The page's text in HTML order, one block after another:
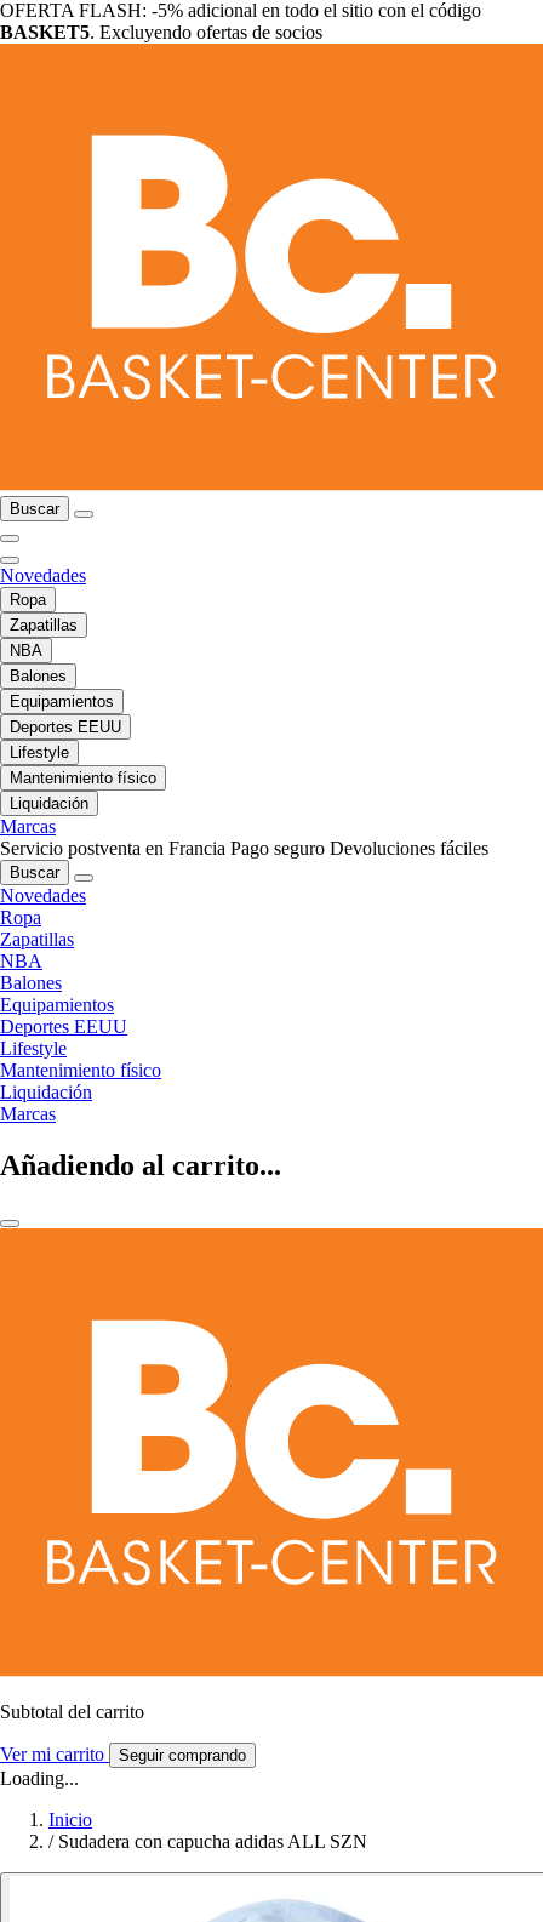
OFERTA FLASH: -5% adicional en todo el sitio con el código
BASKET5. Excluyendo ofertas de socios
Buscar
Novedades
Ropa
Zapatillas
NBA
Balones
Equipamientos
Deportes EEUU
Lifestyle
Mantenimiento físico
Liquidación
Marcas
Servicio postventa en Francia Pago seguro Devoluciones fáciles
Buscar
Novedades
Ropa
Zapatillas
NBA
Balones
Equipamientos
Deportes EEUU
Lifestyle
Mantenimiento físico
Liquidación
Marcas
Añadiendo al carrito...
Subtotal del carrito
Ver mi carrito Seguir comprando
Loading...
Inicio
/ Sudadera con capucha adidas ALL SZN